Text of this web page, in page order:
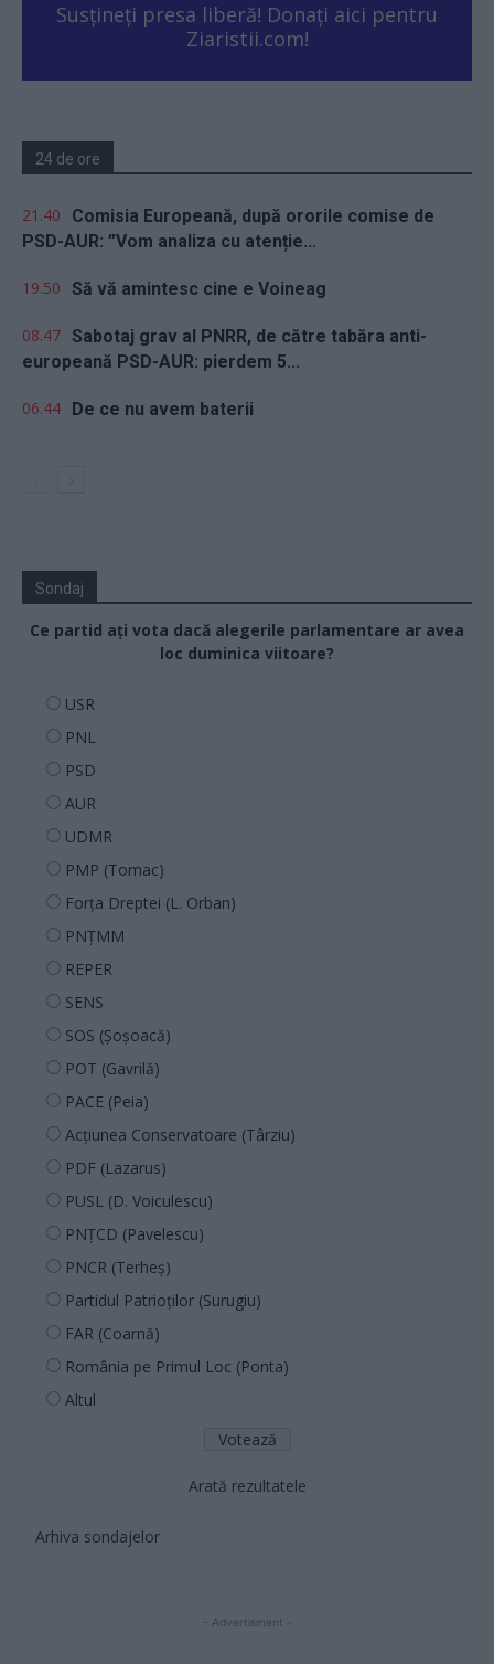
Susțineți presa liberă! Donați aici pentru
Ziaristii.com!
24 de ore
21.40
Comisia Europeană, după ororile comise de
PSD-AUR: ”Vom analiza cu atenție...
19.50 Să vă amintesc cine e Voineag
08.47 Sabotaj grav al PNRR, de către tabăra anti-
europeană PSD-AUR: pierdem 5...
06.44 De ce nu avem baterii
Sondaj
Ce partid ați vota dacă alegerile parlamentare ar avea
loc duminica viitoare?
USR
PNL
PSD
AUR
UDMR
PMP (Tomac)
Forța Dreptei (L. Orban)
PNȚMM
REPER
SENS
SOS (Șoșoacă)
POT (Gavrilă)
PACE (Peia)
Acțiunea Conservatoare (Târziu)
PDF (Lazarus)
PUSL (D. Voiculescu)
PNȚCD (Pavelescu)
PNCR (Terheș)
Partidul Patrioților (Surugiu)
FAR (Coarnă)
România pe Primul Loc (Ponta)
Altul
Arată rezultatele
Arhiva sondajelor
- Advertisment -